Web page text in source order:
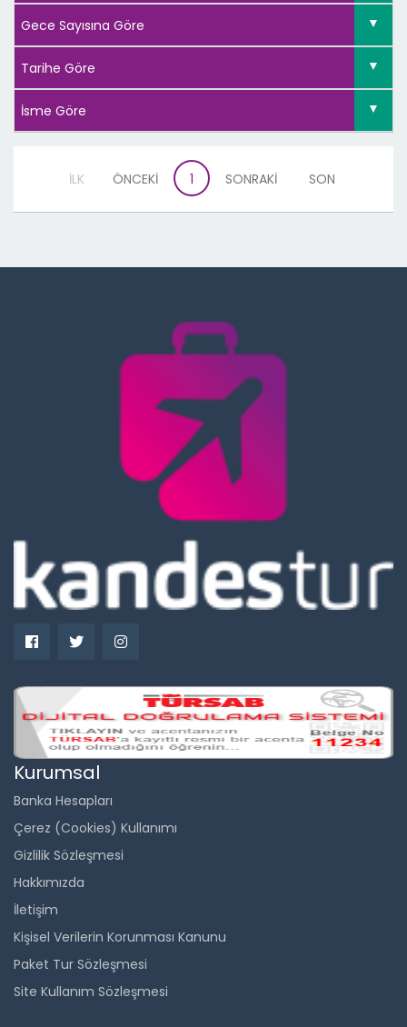
İLK ÖNCEKİ 1 SONRAKİ SON
Kurumsal
Banka Hesapları
Çerez (Cookies) Kullanımı
Gizlilik Sözleşmesi
Hakkımızda
İletişim
Kişisel Verilerin Korunması Kanunu
Paket Tur Sözleşmesi
Site Kullanım Sözleşmesi